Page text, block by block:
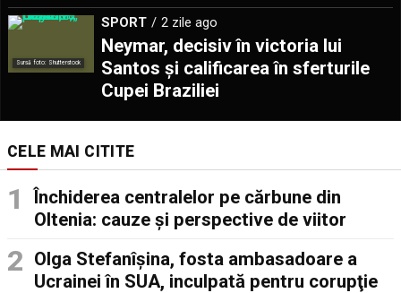
Sursă foto: Shutterstock
SPORT 2 zile ago
Neymar, decisiv în victoria lui
Santos și calificarea în sferturile
Cupei Braziliei
CELE MAI CITITE
Închiderea centralelor pe cărbune din
Oltenia: cauze și perspective de viitor
Olga Stefanîşina, fosta ambasadoare a
Ucrainei în SUA, inculpată pentru corupţie